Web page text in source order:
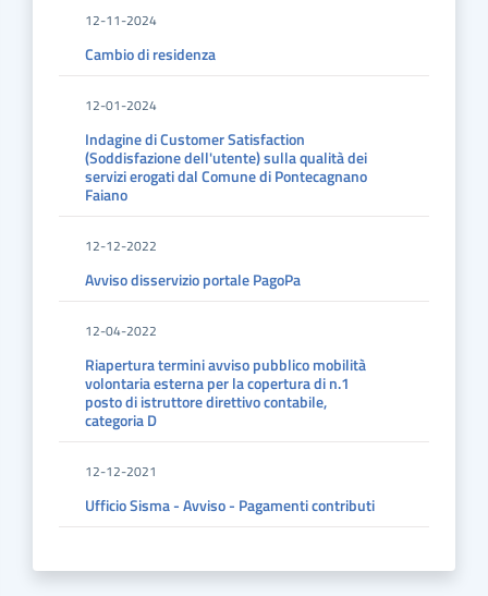
12-11-2024
Cambio di residenza
12-01-2024
Indagine di Customer Satisfaction
(Soddisfazione dell'utente) sulla qualità dei
servizi erogati dal Comune di Pontecagnano
Faiano
12-12-2022
Avviso disservizio portale PagoPa
12-04-2022
Riapertura termini avviso pubblico mobilità
volontaria esterna per la copertura di n.1
posto di istruttore direttivo contabile,
categoria D
12-12-2021
Ufficio Sisma - Avviso - Pagamenti contributi